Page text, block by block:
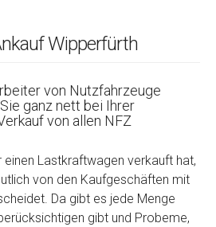
Wipperfürth
von Nutzfahrzeuge
ganz nett bei Ihrer
von allen NFZ
Lastkraftwagen verkauft hat,
von den Kaufgeschäften mit
Da gibt es jede Menge
gibt und Probeme,